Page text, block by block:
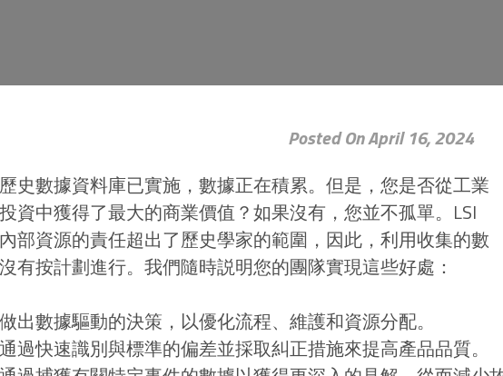
Posted On April 16, 2024
史數據資料庫已實施，數據正在積累。但是，您是否從工業
資中獲得了最大的商業價值？如果沒有，您並不孤單。LSI
部資源的責任超出了歷史學家的範圍，因此，利用收集的數
有按計劃進行。我們隨時説明您的團隊實現這些好處：
做出數據驅動的決策，以優化流程、維護和資源分配。
通過快速識別與標準的偏差並採取糾正措施來提高產品品質。